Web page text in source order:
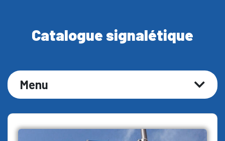
Catalogue signalétique
Menu